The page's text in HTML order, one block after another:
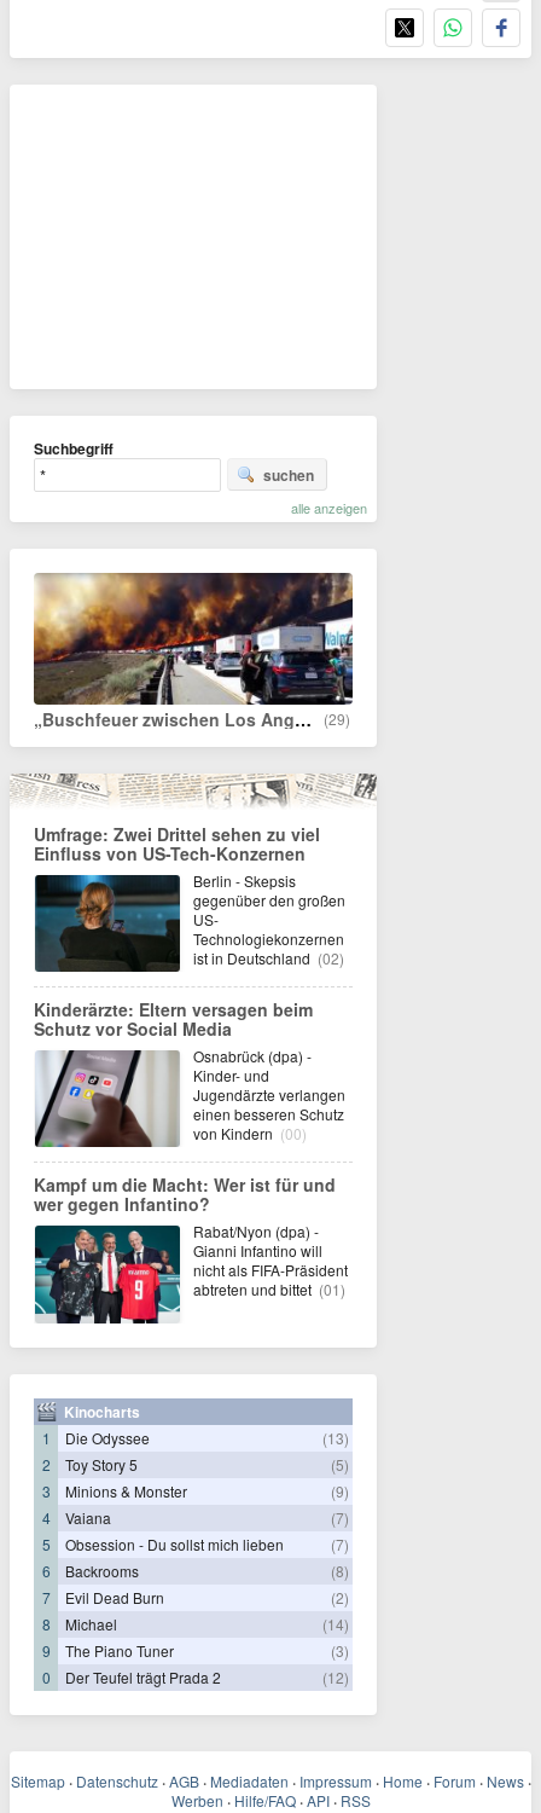
Suchbegriff
suchen
alle anzeigen
„Buschfeuer zwischen Los Angeles und Victorville“ (29)
Umfrage: Zwei Drittel sehen zu viel
Einfluss von US-Tech-Konzernen
Berlin - Skepsis
gegenüber den großen
US-
Technologiekonzernen
ist in Deutschland (02)
Kinderärzte: Eltern versagen beim
Schutz vor Social Media
Osnabrück (dpa) -
Kinder- und
Jugendärzte verlangen
einen besseren Schutz
von Kindern (00)
Kampf um die Macht: Wer ist für und
wer gegen Infantino?
Rabat/Nyon (dpa) -
Gianni Infantino will
nicht als FIFA-Präsident
abtreten und bittet (01)
Kinocharts
1 Die Odyssee
(13)
2
Toy Story 5
(5)
3
Minions & Monster
(9)
4
Vaiana
(7)
5
Obsession - Du sollst mich lieben
(7)
6
Backrooms
(8)
7
Evil Dead Burn
(2)
8
Michael
(14)
9
The Piano Tuner
(3)
0
Der Teufel trägt Prada 2 (12)
Sitemap · Datenschutz · AGB · Mediadaten · Impressum · Home · Forum · News ·
Werben · Hilfe/FAQ · API · RSS